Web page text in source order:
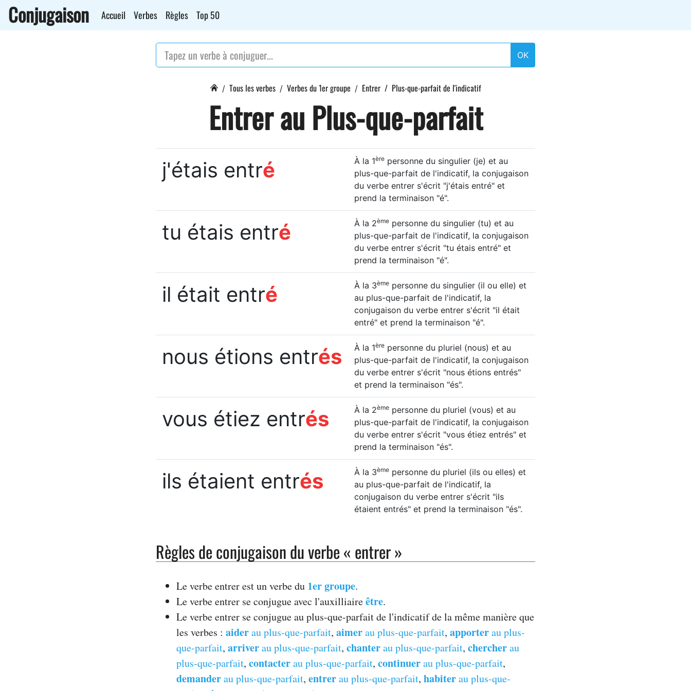
Conjugaison Accueil Verbes Règles Top 50
OK
Tous les verbes Verbes du 1er groupe Entrer Plus-que-parfait de l'indicatif
Entrer au Plus-que-parfait
j'étais entré À la 1ère personne du singulier (je) et au
plus-que-parfait de l'indicatif, la conjugaison
du verbe entrer s'écrit "j'étais entré" et
prend la terminaison "é".
tu étais entré À la 2ème personne du singulier (tu) et au
plus-que-parfait de l'indicatif, la conjugaison
du verbe entrer s'écrit "tu étais entré" et
prend la terminaison "é".
il était entré À la 3ème personne du singulier (il ou elle) et
au plus-que-parfait de l'indicatif, la
conjugaison du verbe entrer s'écrit "il était
entré" et prend la terminaison "é".
nous étions entrés À la 1ère personne du pluriel (nous) et au
plus-que-parfait de l'indicatif, la conjugaison
du verbe entrer s'écrit "nous étions entrés"
et prend la terminaison "és".
vous étiez entrés À la 2ème personne du pluriel (vous) et au
plus-que-parfait de l'indicatif, la conjugaison
du verbe entrer s'écrit "vous étiez entrés" et
prend la terminaison "és".
ils étaient entrés À la 3ème personne du pluriel (ils ou elles) et
au plus-que-parfait de l'indicatif, la
conjugaison du verbe entrer s'écrit "ils
étaient entrés" et prend la terminaison "és".
Règles de conjugaison du verbe « entrer »
Le verbe entrer est un verbe du 1er groupe.
Le verbe entrer se conjugue avec l'auxilliaireêtre.
Le verbe entrer se conjugue au plus-que-parfait de l'indicatif de la même manière que
les verbes : aiderau plus-que-parfait, aimerau plus-que-parfait, apporterau plus-
que-parfait, arriverau plus-que-parfait, chanterau plus-que-parfait, chercherau
plus-que-parfait, contacterau plus-que-parfait, continuerau plus-que-parfait,
demanderau plus-que-parfait, entrerau plus-que-parfait, habiterau plus-que-